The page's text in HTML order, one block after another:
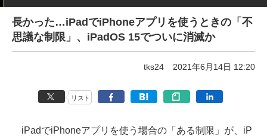
長かった…iPadでiPhoneアプリを使うときの「不
思議な制限」、iPadOS 15でついに消滅か
tks24 2021年6月14日 12:20
リスト
iPadでiPhoneアプリを使う場合の「ある制限」が、iP